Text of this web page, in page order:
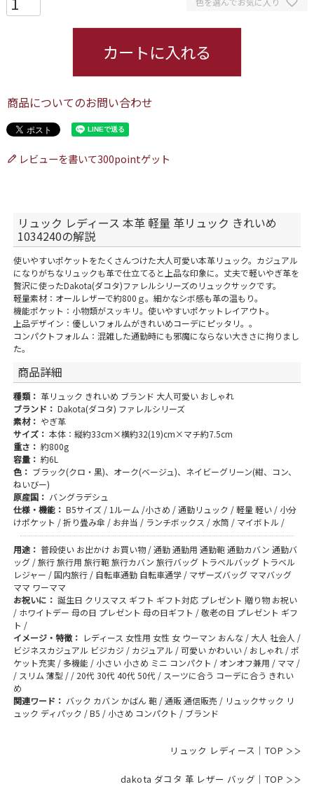
カートに入れる
商品についてのお問い合わせ
レビューを書いて300pointゲット
リュック レディース 本革 軽量 革リュック きれいめ
1034240の解説
使いやすいポケットをたくさんつけた大人可愛い本革リュック。カジュアル
になりがちなリュックも革で仕立てると上品な印象に。丈夫で軽いやぎ革を
贅沢に使ったDakota(ダコタ)ファレルシリーズのリュックサックです。
軽量素材：オールレザーで約800ｇ。細かなシボ感も革の温もり。
機能ポケット：小物類がスッキリ。使いやすいポケットレイアウト。
上品デザイン：優しいフォルムがきれいめコーデにピッタリ。。
コンパクトフォルム：混雑した通勤時にも邪魔にならない大きさに拘りまし
た。
商品詳細
種類： 革リュック きれいめ ブランド 大人可愛い おしゃれ
ブランド： Dakota(ダコタ) ファレルシリーズ
素材： やぎ革
サイズ： 本体：縦約33cm×横約32(19)cm×マチ約7.5cm
重さ： 約800g
容量： 約6L
色： ブラック(クロ・黒)、オーク(ベージュ)、ネイビーグリーン(紺、コン、
ねいびー)
原産国： バングラデシュ
仕様・機能： B5サイズ / 1ルーム /小さめ / 通勤リュック / 軽量 軽い / 小分
けポケット / 折り畳み傘 / お弁当 / ランチボックス / 水筒 / マイボトル /
用途： 普段使い お出かけ お買い物 / 通勤 通勤用 通勤鞄 通勤カバン 通勤バ
ッグ / 旅行 旅行用 旅行鞄 旅行カバン 旅行バッグ トラベルバッグ トラベル
レジャー / 国内旅行 / 自転車通勤 自転車通学 / マザーズバッグ ママバッグ
ママ ワーママ
お祝いに： 誕生日 クリスマス ギフト ギフト対応 プレゼント 贈り物 お祝い
/ ホワイトデー 母の日 プレゼント 母の日ギフト / 敬老の日 プレゼント ギフ
ト /
イメージ・特徴： レディース 女性用 女性 女 ウーマン おんな / 大人 社会人 /
ビジネスカジュアル ビジカジ / カジュアル / 可愛い かわいい / おしゃれ / ポ
ケット充実 / 多機能 / 小さい 小さめ ミニ コンパクト / オンオフ兼用 / ママ /
/ スリム 薄型 / / 20代 30代 40代 50代 / スーツに合う コーデに合う きれい
め
関連ワード： バック カバン かばん 鞄 / 通販 通信販売 / リュックサック リ
ュック ディパック / B5 / 小さめ コンパクト / ブランド
リュック レディース｜TOP
dakota ダコタ 革 レザー バッグ｜TOP